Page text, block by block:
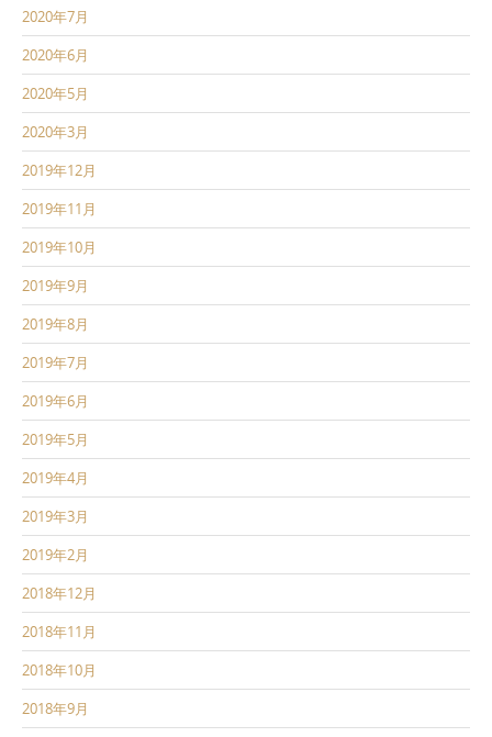
2020年7月
2020年6月
2020年5月
2020年3月
2019年12月
2019年11月
2019年10月
2019年9月
2019年8月
2019年7月
2019年6月
2019年5月
2019年4月
2019年3月
2019年2月
2018年12月
2018年11月
2018年10月
2018年9月